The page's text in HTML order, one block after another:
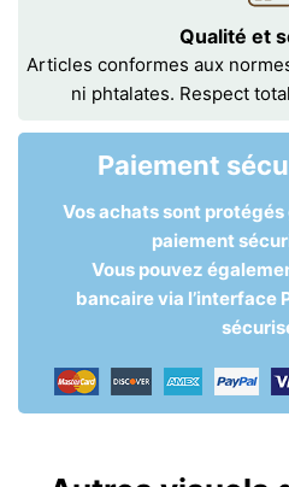
Qualité et
Articles conformes aux
ni phtalates. Respect
Paiement
Vos achats sont
paiement
Vous pouvez
bancaire via l’interface